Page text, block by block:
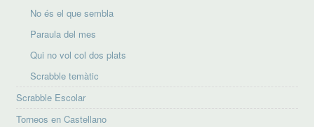
No és el que sembla
Paraula del mes
Qui no vol col dos plats
Scrabble temàtic
Scrabble Escolar
Torneos en Castellano